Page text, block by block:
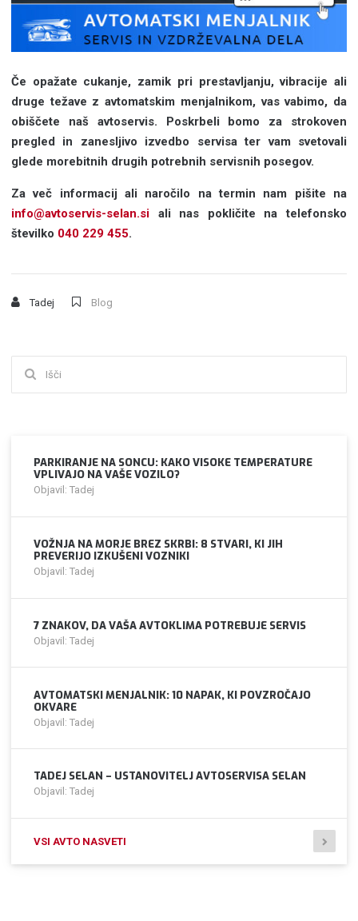
Če opažate cukanje, zamik pri prestavljanju, vibracije ali
druge težave z avtomatskim menjalnikom, vas vabimo, da
obiščete naš avtoservis. Poskrbeli bomo za strokoven
pregled in zanesljivo izvedbo servisa ter vam svetovali
glede morebitnih drugih potrebnih servisnih posegov.
Za več informacij ali naročilo na termin nam pišite na
info@avtoservis-selan.si ali nas pokličite na telefonsko
številko 040 229 455.
Tadej Blog
PARKIRANJE NA SONCU: KAKO VISOKE TEMPERATURE
VPLIVAJO NA VAŠE VOZILO?
Objavil: Tadej
VOŽNJA NA MORJE BREZ SKRBI: 8 STVARI, KI JIH
PREVERIJO IZKUŠENI VOZNIKI
Objavil: Tadej
7 ZNAKOV, DA VAŠA AVTOKLIMA POTREBUJE SERVIS
Objavil: Tadej
AVTOMATSKI MENJALNIK: 10 NAPAK, KI POVZROČAJO
OKVARE
Objavil: Tadej
TADEJ SELAN – USTANOVITELJ AVTOSERVISA SELAN
Objavil: Tadej
VSI AVTO NASVETI